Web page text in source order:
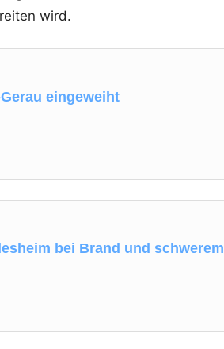
wird.
eingeweiht
bei Brand und schwerem